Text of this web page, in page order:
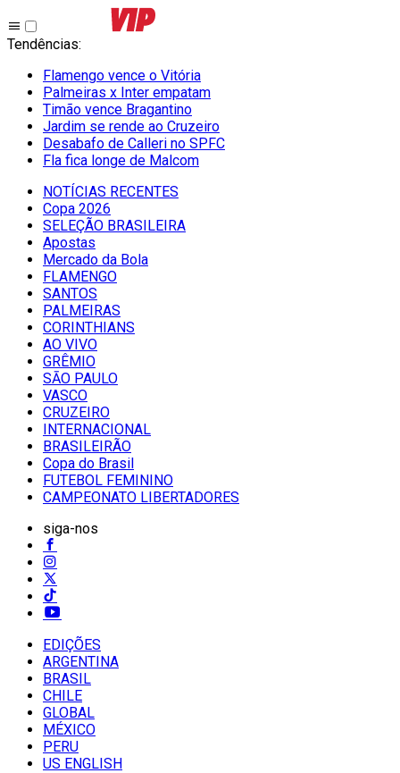
Tendências:
Flamengo vence o Vitória
Palmeiras x Inter empatam
Timão vence Bragantino
Jardim se rende ao Cruzeiro
Desabafo de Calleri no SPFC
Fla fica longe de Malcom
NOTÍCIAS RECENTES
Copa 2026
SELEÇÃO BRASILEIRA
Apostas
Mercado da Bola
FLAMENGO
SANTOS
PALMEIRAS
CORINTHIANS
AO VIVO
GRÊMIO
SĀO PAULO
VASCO
CRUZEIRO
INTERNACIONAL
BRASILEIRÃO
Copa do Brasil
FUTEBOL FEMININO
CAMPEONATO LIBERTADORES
siga-nos
EDIÇÕES
ARGENTINA
BRASIL
CHILE
GLOBAL
MÉXICO
PERU
US ENGLISH